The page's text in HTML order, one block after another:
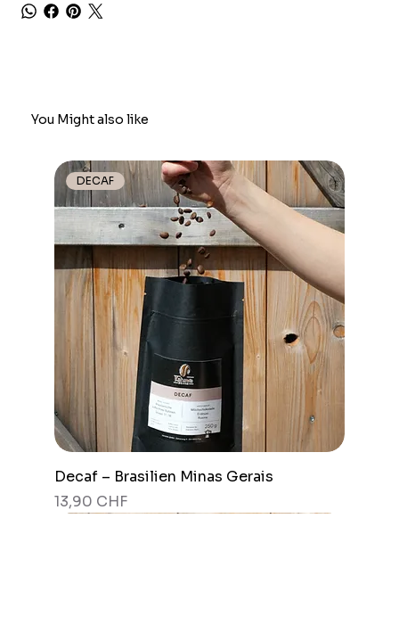
You Might also like
DECAF
Decaf – Brasilien Minas Gerais
Pris
13,90 CHF